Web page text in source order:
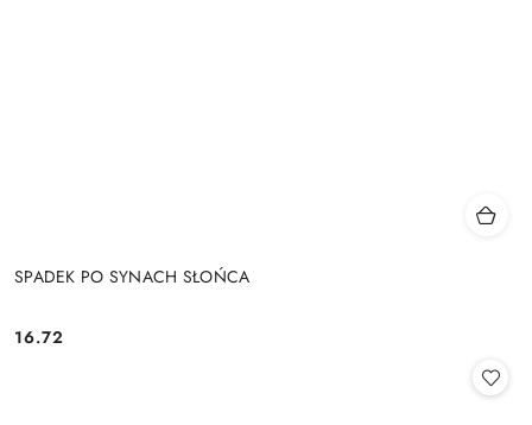
SPADEK PO SYNACH SŁOŃCA
Cena:
16.72